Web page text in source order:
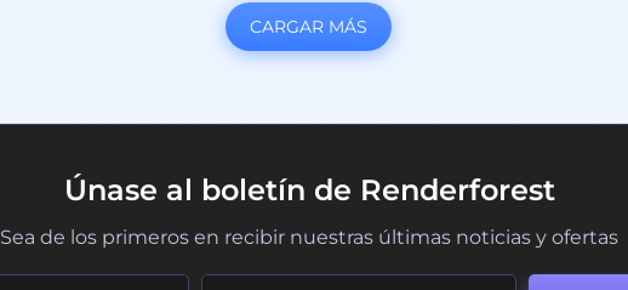
CARGAR MÁS
Únase al boletín de Renderforest
Sea de los primeros en recibir nuestras últimas noticias y ofertas